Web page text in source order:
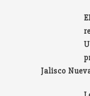
Jalisco